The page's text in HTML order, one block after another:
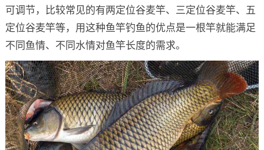
可调节，比较常见的有两定位谷麦竿、三定位谷麦竿、五
定位谷麦竿等，用这种鱼竿钓鱼的优点是一根竿就能满足
不同鱼情、不同水情对鱼竿长度的需求。